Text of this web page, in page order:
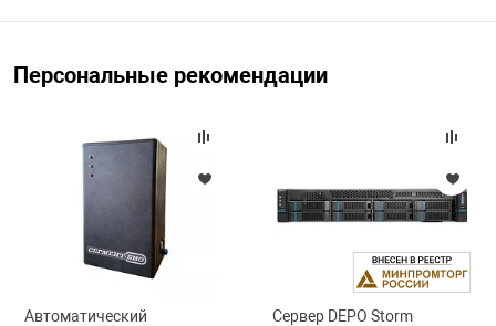
Персональные рекомендации
Автоматический
Сервер DEPO Storm